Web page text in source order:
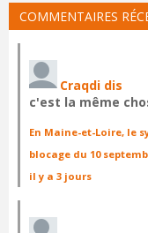
COMMENTAIRES
Craqdi dis
c'est la même
En Maine-et-Loire, le
blocage du 10
il y a 3 jours